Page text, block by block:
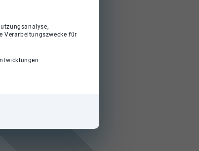
Verarbeitungszwecke für